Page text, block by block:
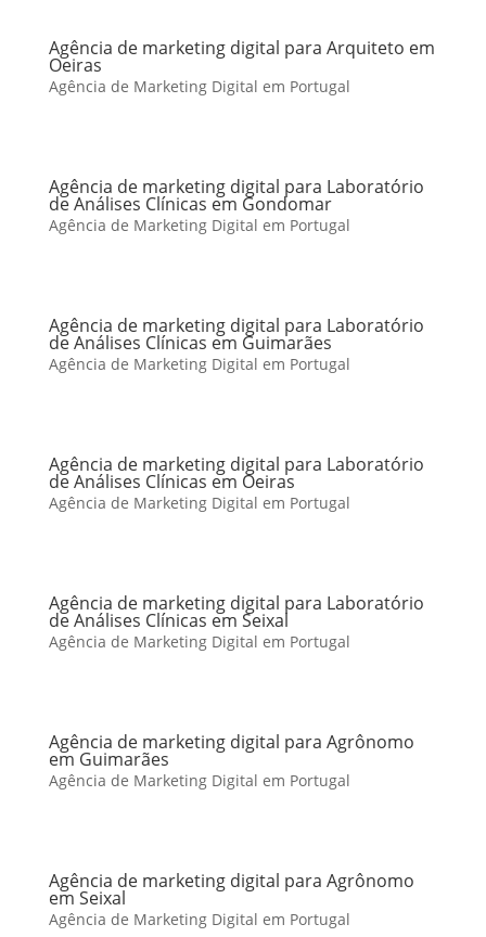
Agência de marketing digital para Arquiteto em
Oeiras
Agência de Marketing Digital em Portugal
Agência de marketing digital para Laboratório
de Análises Clínicas em Gondomar
Agência de Marketing Digital em Portugal
Agência de marketing digital para Laboratório
de Análises Clínicas em Guimarães
Agência de Marketing Digital em Portugal
Agência de marketing digital para Laboratório
de Análises Clínicas em Oeiras
Agência de Marketing Digital em Portugal
Agência de marketing digital para Laboratório
de Análises Clínicas em Seixal
Agência de Marketing Digital em Portugal
Agência de marketing digital para Agrônomo
em Guimarães
Agência de Marketing Digital em Portugal
Agência de marketing digital para Agrônomo
em Seixal
Agência de Marketing Digital em Portugal